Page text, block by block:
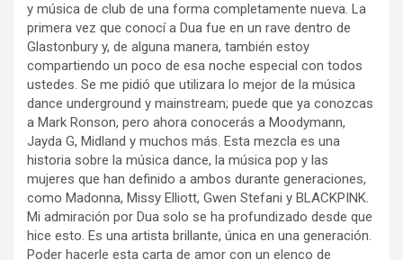
y música de club de una forma completamente nueva. La
primera vez que conocí a Dua fue en un rave dentro de
Glastonbury y, de alguna manera, también estoy
compartiendo un poco de esa noche especial con todos
ustedes. Se me pidió que utilizara lo mejor de la música
dance underground y mainstream; puede que ya conozcas
a Mark Ronson, pero ahora conocerás a Moodymann,
Jayda G, Midland y muchos más. Esta mezcla es una
historia sobre la música dance, la música pop y las
mujeres que han definido a ambos durante generaciones,
como Madonna, Missy Elliott, Gwen Stefani y BLACKPINK.
Mi admiración por Dua solo se ha profundizado desde que
hice esto. Es una artista brillante, única en una generación.
Poder hacerle esta carta de amor con un elenco de